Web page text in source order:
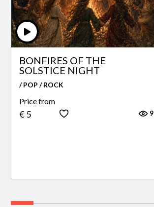
BONFIRES OF THE
SOLSTICE NIGHT
/ POP / ROCK
Price from
€ 5 9